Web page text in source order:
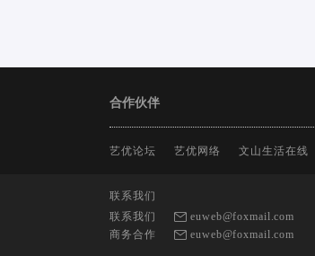
合作伙伴
艺优论坛 艺优网络 文山生活在线
联系我们
联系我们
euweb@foxmail.com
商务合作
euweb@foxmail.com